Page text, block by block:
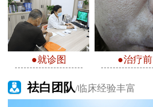
●就诊图 ●治疗前
祛白团队/临床经验丰富